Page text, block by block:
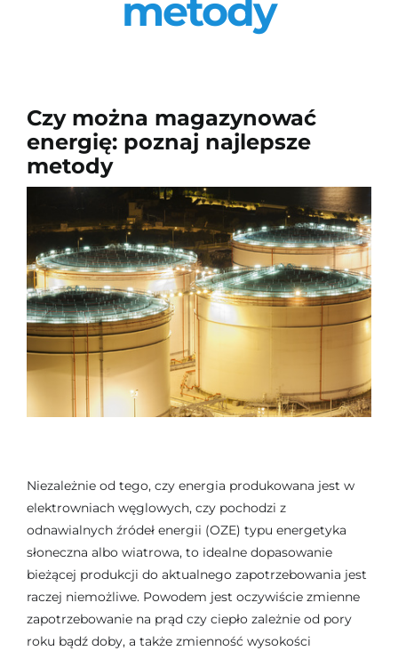
Kontakt
metody
Czy można magazynować
energię: poznaj najlepsze
metody
Niezależnie od tego, czy energia produkowana jest w
elektrowniach węglowych, czy pochodzi z
odnawialnych źródeł energii (OZE) typu energetyka
słoneczna albo wiatrowa, to idealne dopasowanie
bieżącej produkcji do aktualnego zapotrzebowania jest
raczej niemożliwe. Powodem jest oczywiście zmienne
zapotrzebowanie na prąd czy ciepło zależnie od pory
roku bądź doby, a także zmienność wysokości